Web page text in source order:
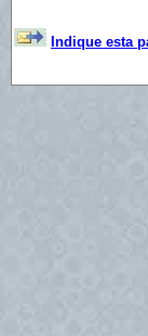
Indique esta